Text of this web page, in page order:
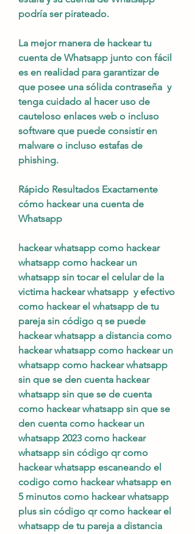
podría ser pirateado.
La mejor manera de hackear tu
cuenta de Whatsapp junto con fácil
es en realidad para garantizar de
que posee una sólida contraseña  y
tenga cuidado al hacer uso de
cauteloso enlaces web o incluso
software que puede consistir en
malware o incluso estafas de
phishing.
Rápido Resultados Exactamente
cómo hackear una cuenta de
Whatsapp
hackear whatsapp como hackear
whatsapp como hackear un
whatsapp sin tocar el celular de la
victima hackear whatsapp  y efectivo
como hackear el whatsapp de tu
pareja sin código q se puede
hackear whatsapp a distancia como
hackear whatsapp como hackear un
whatsapp como hackear whatsapp
sin que se den cuenta hackear
whatsapp sin que se de cuenta
como hackear whatsapp sin que se
den cuenta como hackear un
whatsapp 2023 como hackear
whatsapp sin código qr como
hackear whatsapp escaneando el
codigo como hackear whatsapp en
5 minutos como hackear whatsapp
plus sin código qr como hackear el
whatsapp de tu pareja a distancia